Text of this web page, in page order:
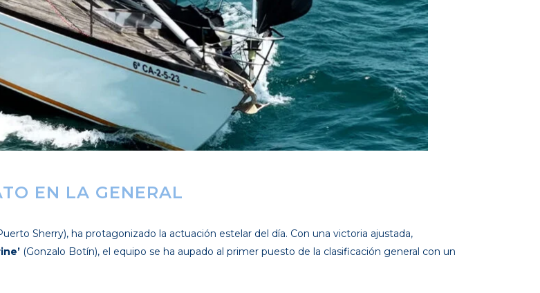
EN LA GENERAL
Sherry), ha protagonizado la actuación estelar del día. Con una victoria ajustada,
(Gonzalo Botín), el equipo se ha aupado al primer puesto de la clasificación general con un